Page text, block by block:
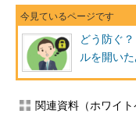
どう防ぐ
ルを開い
関連資料（ホワイト